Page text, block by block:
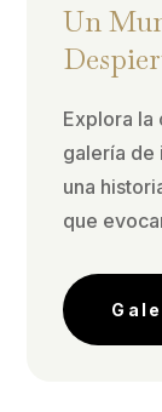
Un
Explora la
galería de
una
que